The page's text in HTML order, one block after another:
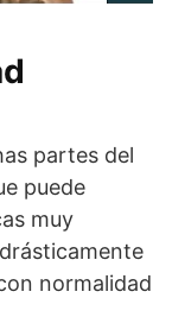
partes del
puede
muy
normalidad